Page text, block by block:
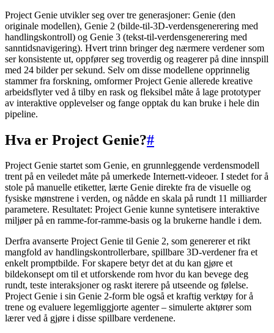
Project Genie utvikler seg over tre generasjoner: Genie (den
originale modellen), Genie 2 (bilde-til-3D-verdensgenerering med
handlingskontroll) og Genie 3 (tekst-til-verdensgenerering med
sanntidsnavigering). Hvert trinn bringer deg nærmere verdener som
ser konsistente ut, oppfører seg troverdig og reagerer på dine innspill
med 24 bilder per sekund. Selv om disse modellene opprinnelig
stammer fra forskning, omformer Project Genie allerede kreative
arbeidsflyter ved å tilby en rask og fleksibel måte å lage prototyper
av interaktive opplevelser og fange opptak du kan bruke i hele din
pipeline.
Hva er Project Genie?#
Project Genie startet som Genie, en grunnleggende verdensmodell
trent på en veiledet måte på umerkede Internett-videoer. I stedet for å
stole på manuelle etiketter, lærte Genie direkte fra de visuelle og
fysiske mønstrene i verden, og nådde en skala på rundt 11 milliarder
parametere. Resultatet: Project Genie kunne syntetisere interaktive
miljøer på en ramme-for-ramme-basis og la brukerne handle i dem.
Derfra avanserte Project Genie til Genie 2, som genererer et rikt
mangfold av handlingskontrollerbare, spillbare 3D-verdener fra et
enkelt promptbilde. For skapere betyr det at du kan gjøre et
bildekonsept om til et utforskende rom hvor du kan bevege deg
rundt, teste interaksjoner og raskt iterere på utseende og følelse.
Project Genie i sin Genie 2-form ble også et kraftig verktøy for å
trene og evaluere legemliggjorte agenter – simulerte aktører som
lærer ved å gjøre i disse spillbare verdenene.